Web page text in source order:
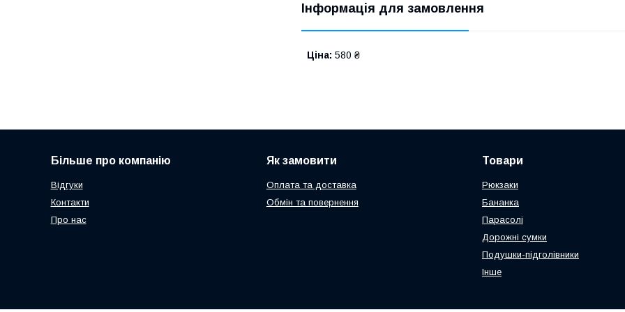
Інформація для замовлення
Ціна: 580 ₴
Більше про компанію
Відгуки
Контакти
Про нас
Як замовити
Оплата та доставка
Обмін та повернення
Товари
Рюкзаки
Бананка
Парасолі
Дорожні сумки
Подушки-підголівники
Інше